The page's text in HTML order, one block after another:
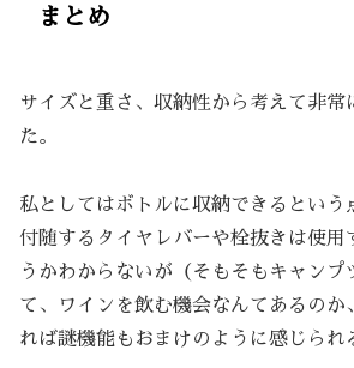
まとめ
サイズと重さ、収納性から考えて非常
た。
私としてはボトルに収納できるという
付随するタイヤレバーや栓抜きは使用
うかわからないが（そもそもキャンプ
て、ワインを飲む機会なんてあるのか
れば謎機能もおまけのように感じられ